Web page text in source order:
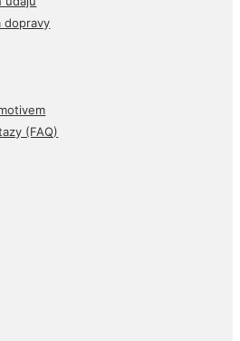
dopravy
(FAQ)